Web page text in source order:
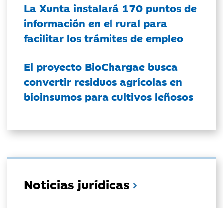
La Xunta instalará 170 puntos de
información en el rural para
facilitar los trámites de empleo
El proyecto BioChargae busca
convertir residuos agrícolas en
bioinsumos para cultivos leñosos
Noticias jurídicas